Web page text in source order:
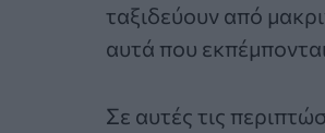
ταξιδεύουν από
αυτά που
Σε αυτές τις